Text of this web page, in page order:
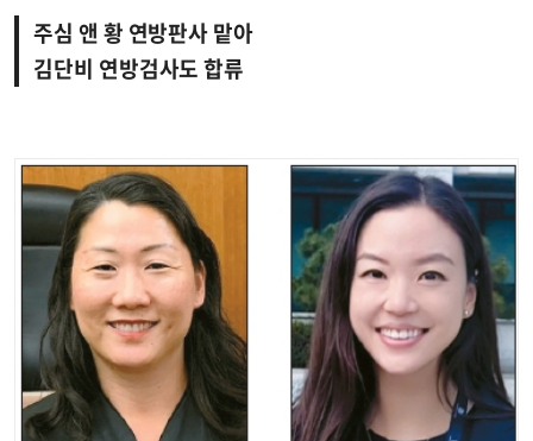
주심 앤 황 연방판사 맡아
김단비 연방검사도 합류